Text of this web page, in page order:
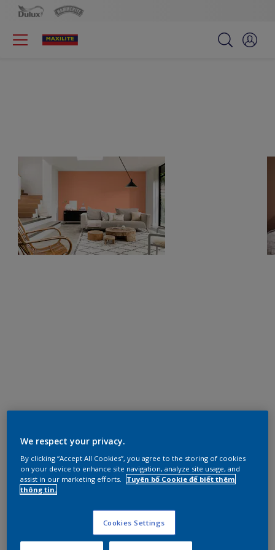
We respect your privacy.
By clicking “Accept All Cookies”, you agree to the storing of cookies
on your device to enhance site navigation, analyze site usage, and
assist in our marketing efforts.
Tuyên bố Cookie để biết thêm
thông tin.
Cookies Settings